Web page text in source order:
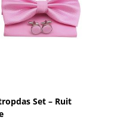
Set – Ruit